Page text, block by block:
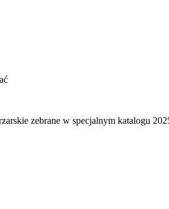
zebrane w specjalnym katalogu